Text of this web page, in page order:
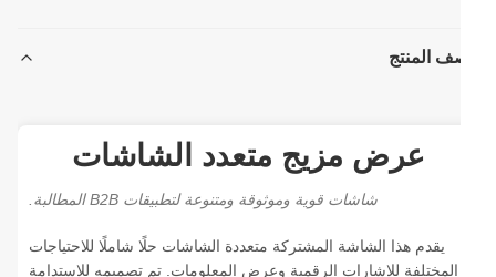
المنتج
عرض مزيج متعدد الشاشات
شاشات قوية وموثوقة ومتنوعة لتطبيقات B2B المطالبة.
يقدم هذا الشاشة المشتركة متعددة الشاشات حلًا شاملًا للاحتياجات
المختلفة للإشارات الرقمية وعرض المعلومات. تم تصميمه للاستدامة